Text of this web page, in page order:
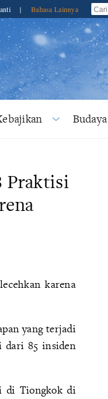
| Bahasa Lainnya
Budaya
Praktisi
karena
yang terjadi
dari 85 insiden
di Tiongkok di